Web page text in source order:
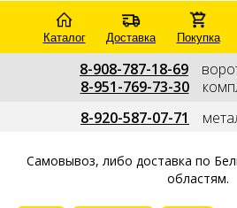
8-908-787-18-69
8-951-769-73-30---
8-920-587-07-71
Каталог Доставка Покупка
Самовывоз, либо доставка по
областям.